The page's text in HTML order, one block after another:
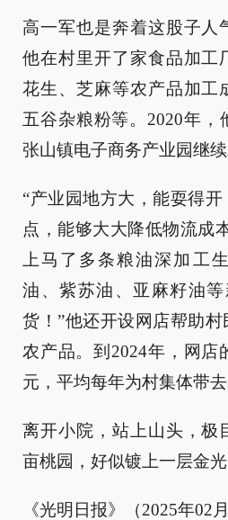
高一军也是奔着这股子人
他在村里开了家食品加工
花生、芝麻等农产品加工
五谷杂粮粉等。2020年，
张山镇电子商务产业园继续
“产业园地方大，能耍得
点，能够大大降低物流成
上马了多条粮油深加工
油、紫苏油、亚麻籽油
货！”他还开设网店帮助
农产品。到2024年，网店
元，平均每年为村集体带去
离开小院，站上山头，极
亩桃园，好似镀上一层金光
《光明日报》（2025年02